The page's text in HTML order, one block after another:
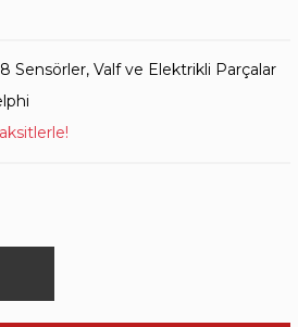
Sensörler, Valf ve Elektrikli Parçalar